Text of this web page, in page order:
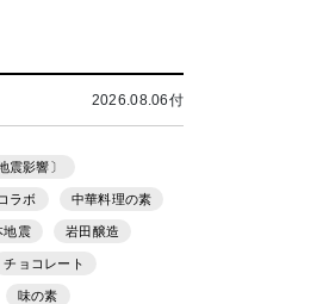
2026.08.06付
震影響〕
コラボ 中華料理の素
地震 岩田醸造
チョコレート
味の素